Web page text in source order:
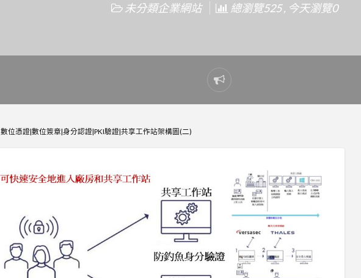
未分類企業網站 總瀏覽525 , 今天瀏覽0
Report
problem
數位憑證|數位簽章|身分認證|PKI驗證|共享工作站架構圖(二)